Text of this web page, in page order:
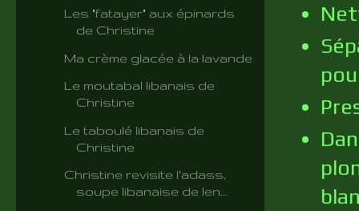
Les "fatayer" aux épinards
de Christine
Ma crème glacée à la lavande
Le moutabal libanais de
Christine
Le taboulé libanais de
Christine
Christine revisite l'adass,
soupe libanaise de len...